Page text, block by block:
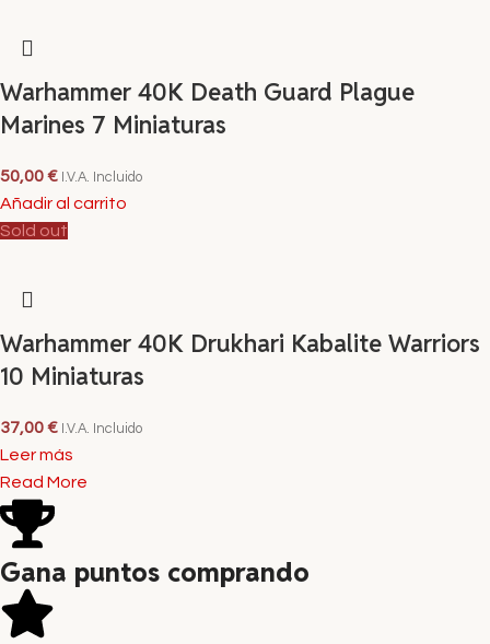
Warhammer 40K Death Guard Plague
Marines 7 Miniaturas
50,00€ I.V.A. Incluido
Añadir al carrito
Sold out
Warhammer 40K Drukhari Kabalite Warriors
10 Miniaturas
37,00€ I.V.A. Incluido
Leer más
Read More
Gana puntos comprando